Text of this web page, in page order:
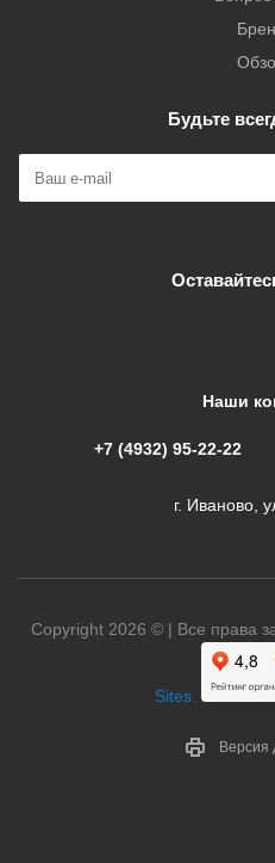
Будьте
Наши
+7 (4932) 95-22-22
г. Иваново,
Copyright 2026 © | Все права
Sites.
Версия